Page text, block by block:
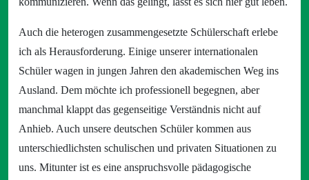
Auch die heterogen zusammengesetzte Schülerschaft erlebe
ich als Herausforderung. Einige unserer internationalen
Schüler wagen in jungen Jahren den akademischen Weg ins
Ausland. Dem möchte ich professionell begegnen, aber
manchmal klappt das gegenseitige Verständnis nicht auf
Anhieb. Auch unsere deutschen Schüler kommen aus
unterschiedlichsten schulischen und privaten Situationen zu
uns. Mitunter ist es eine anspruchsvolle pädagogische